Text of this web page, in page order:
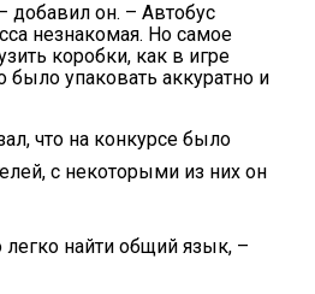
он. – Автобус
незнакомая. Но самое
коробки, как в игре
было упаковать аккуратно и
что на конкурсе было
с некоторыми из них он
найти общий язык, –